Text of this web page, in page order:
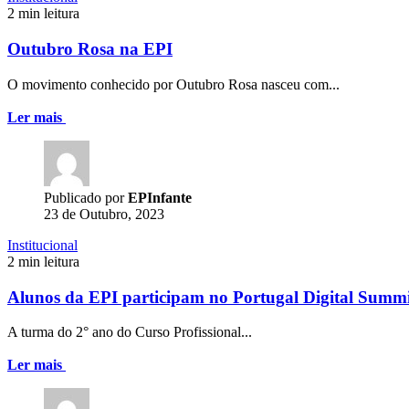
2 min leitura
Outubro Rosa na EPI
O movimento conhecido por Outubro Rosa nasceu com...
Ler mais
Publicado porEPInfante
23 de Outubro, 2023
Institucional
2 min leitura
Alunos da EPI participam no Portugal Digital
A turma do 2° ano do Curso Profissional...
Ler mais